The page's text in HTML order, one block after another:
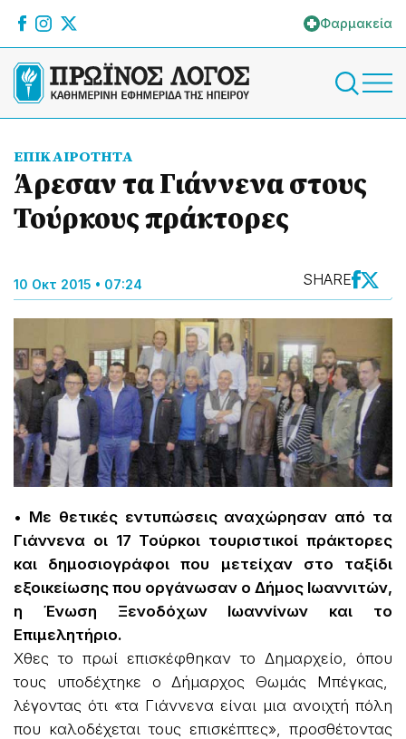
Φαρμακεία
ΕΠΙΚΑΙΡΟΤΗΤΑ
Άρεσαν τα Γιάννενα στους
Τούρκους πράκτορες
10 Οκτ 2015 • 07:24 SHARE
• Με θετικές εντυπώσεις αναχώρησαν από τα
Γιάννενα οι 17 Τούρκοι τουριστικοί πράκτορες
και δημοσιογράφοι που μετείχαν στο ταξίδι
εξοικείωσης που οργάνωσαν ο Δήμος Ιωαννιτών,
η Ένωση Ξενοδόχων Ιωαννίνων και το
Επιμελητήριο.
Χθες το πρωί επισκέφθηκαν το Δημαρχείο, όπου
τους υποδέχτηκε ο Δήμαρχος Θωμάς Μπέγκας,
λέγοντας ότι «τα Γιάννενα είναι μια ανοιχτή πόλη
που καλοδέχεται τους επισκέπτες», προσθέτοντας